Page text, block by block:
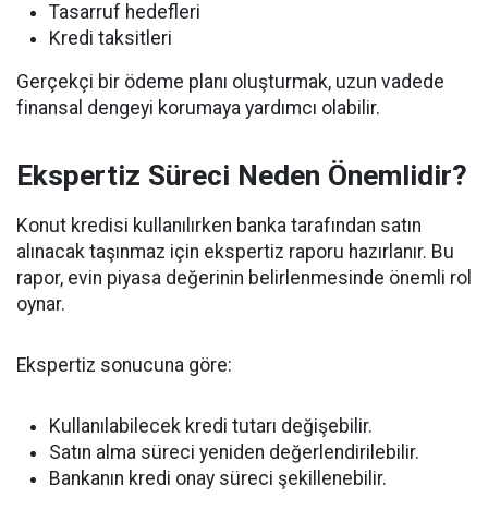
Tasarruf hedefleri
Kredi taksitleri
Gerçekçi bir ödeme planı oluşturmak, uzun vadede
finansal dengeyi korumaya yardımcı olabilir.
Ekspertiz Süreci Neden Önemlidir?
Konut kredisi kullanılırken banka tarafından satın
alınacak taşınmaz için ekspertiz raporu hazırlanır. Bu
rapor, evin piyasa değerinin belirlenmesinde önemli rol
oynar.
Ekspertiz sonucuna göre:
Kullanılabilecek kredi tutarı değişebilir.
Satın alma süreci yeniden değerlendirilebilir.
Bankanın kredi onay süreci şekillenebilir.